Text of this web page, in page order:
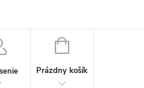
NÁKUPNÝ
Prázdny košík